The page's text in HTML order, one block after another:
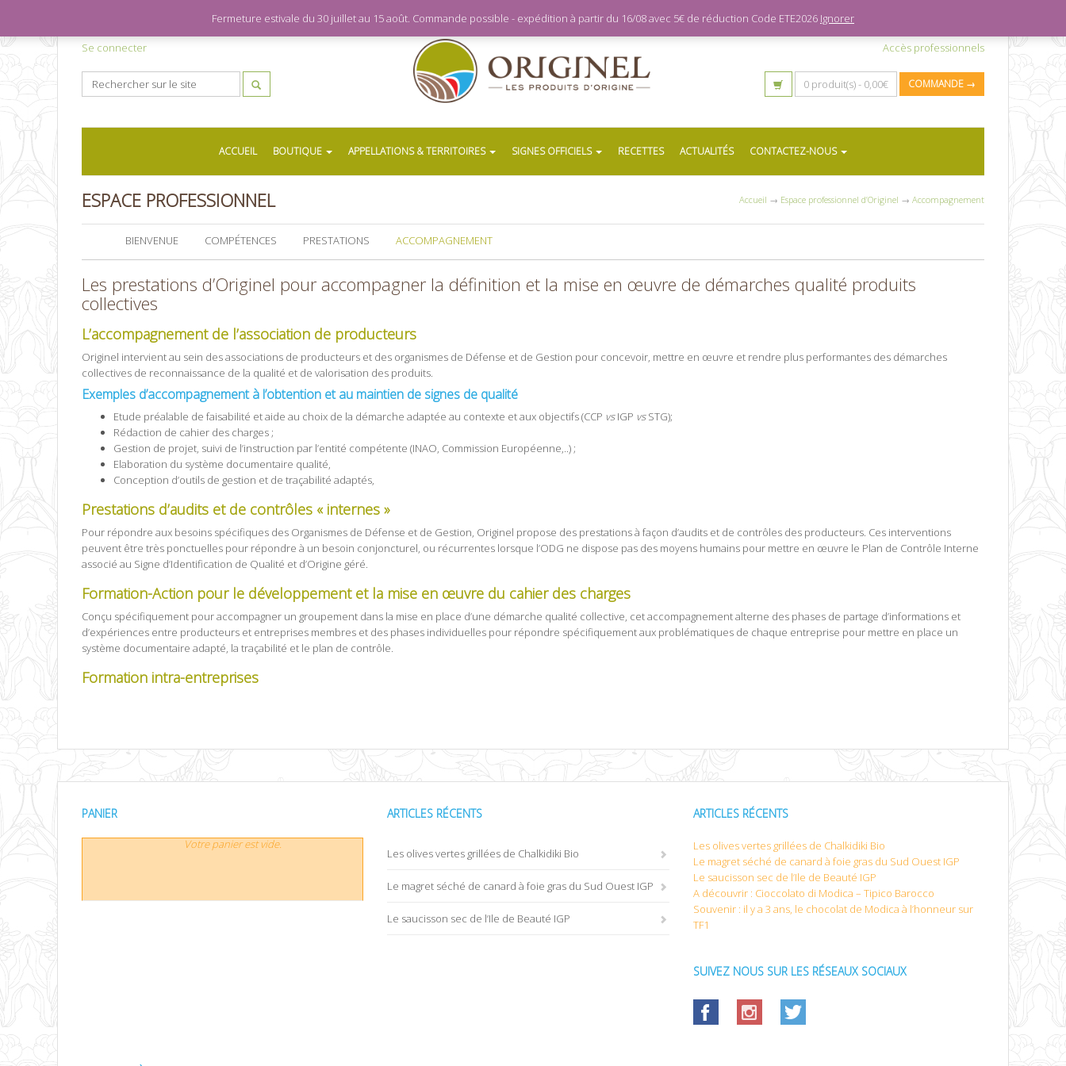
Se connecter Accès professionnels
0 produit(s) - 0,00€ COMMANDE →
ACCUEIL BOUTIQUE APPELLATIONS & TERRITOIRES SIGNES OFFICIELS RECETTES ACTUALITÉS CONTACTEZ-NOUS
ESPACE PROFESSIONNEL Accueil → Espace professionnel d’Originel → Accompagnement
BIENVENUE COMPÉTENCES PRESTATIONS ACCOMPAGNEMENT
Les prestations d’Originel pour accompagner la définition et la mise en œuvre de démarches qualité produits
collectives
L’accompagnement de l’association de producteurs
Originel intervient au sein des associations de producteurs et des organismes de Défense et de Gestion pour concevoir, mettre en œuvre et rendre plus performantes des démarches
collectives de reconnaissance de la qualité et de valorisation des produits.
Exemples d’accompagnement à l’obtention et au maintien de signes de qualité
Etude préalable de faisabilité et aide au choix de la démarche adaptée au contexte et aux objectifs (CCP vsIGP vsSTG);
Rédaction de cahier des charges ;
Gestion de projet, suivi de l’instruction par l’entité compétente (INAO, Commission Européenne,..) ;
Elaboration du système documentaire qualité,
Conception d’outils de gestion et de traçabilité adaptés,
Prestations d’audits et de contrôles « internes »
Pour répondre aux besoins spécifiques des Organismes de Défense et de Gestion, Originel propose des prestations à façon d’audits et de contrôles des producteurs. Ces interventions
peuvent être très ponctuelles pour répondre à un besoin conjoncturel, ou récurrentes lorsque l’ODG ne dispose pas des moyens humains pour mettre en œuvre le Plan de Contrôle Interne
associé au Signe d’Identification de Qualité et d’Origine géré.
Formation-Action pour le développement et la mise en œuvre du cahier des charges
Conçu spécifiquement pour accompagner un groupement dans la mise en place d’une démarche qualité collective, cet accompagnement alterne des phases de partage d’informations et
d’expériences entre producteurs et entreprises membres et des phases individuelles pour répondre spécifiquement aux problématiques de chaque entreprise pour mettre en place un
système documentaire adapté, la traçabilité et le plan de contrôle.
Formation intra-entreprises
PANIER
Votre panier est vide.
ARTICLES RÉCENTS
Les olives vertes grillées de Chalkidiki Bio
Le magret séché de canard à foie gras du Sud Ouest IGP
Le saucisson sec de l’Ile de Beauté IGP
ARTICLES RÉCENTS
Les olives vertes grillées de Chalkidiki Bio
Le magret séché de canard à foie gras du Sud Ouest IGP
Le saucisson sec de l’Ile de Beauté IGP
A découvrir : Cioccolato di Modica – Tipico Barocco
Souvenir : il y a 3 ans, le chocolat de Modica à l’honneur sur
TF1
SUIVEZ NOUS SUR LES RÉSEAUX SOCIAUX
Fermeture estivale du 30 juillet au 15 août. Commande possible - expédition à partir du 16/08 avec 5€ de réduction Code ETE2026 Ignorer